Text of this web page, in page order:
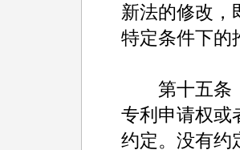
新法的修改，
特定条件下的
第十五条
专利申请权或
约定。没有约